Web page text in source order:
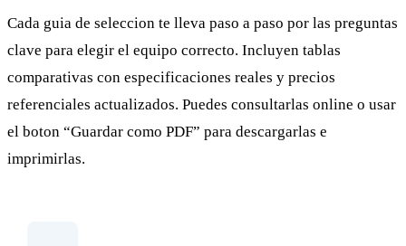
Cada guia de seleccion te lleva paso a paso por las preguntas
clave para elegir el equipo correcto. Incluyen tablas
comparativas con especificaciones reales y precios
referenciales actualizados. Puedes consultarlas online o usar
el boton “Guardar como PDF” para descargarlas e
imprimirlas.